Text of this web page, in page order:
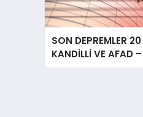
SON DEPREMLER
KANDİLLİ VE AFAD
Bugün deprem mi